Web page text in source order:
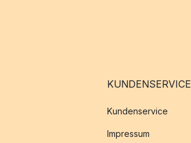
KUNDENSERVICE
Kundenservice
Impressum